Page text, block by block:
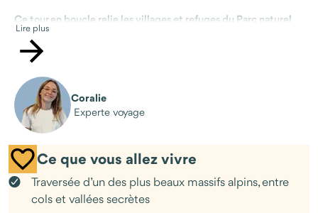
Ce tour en boucle relie les villages et refuges du Parc naturel
régional, de Ville-Vieille à Saint-Véran en passant par Soulier,
Montbardon et Molines. Chaque étape, quatre à cinq heures de
marche avec 600 à 800 mètres de dénivelé, s'enchaîne
naturellement. Vos bagages voyagent sans vous, vous marchez
léger.
Le parcours n'est pas technique. Il est fait pour ceux qui veulent
sans se presser dans un massif encore préservé. Le guide
connaît le territoire dans ses recoins les plus discrets et sait
s'écarter du GR quand il faut pour vous emmener là où les autres
ne vont pas.
Lire plus
Coralie
Experte voyage
Ce que vous allez vivre
Traversée d’un des plus beaux massifs alpins, entre
cols et vallées secrètes